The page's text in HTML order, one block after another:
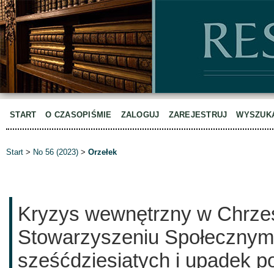
START O CZASOPIŚMIE ZALOGUJ ZAREJESTRUJ
Start > No 56 (2023) > Orzełek
Kryzys wewnętrzny w
Stowarzyszeniu
sześćdziesiątych i upadek